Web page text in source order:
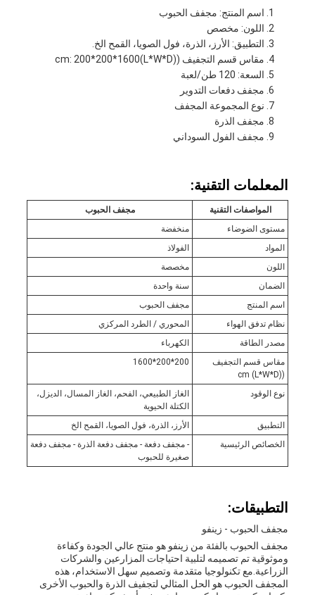
اسم المنتج: مجفف الحبوب
اللون: مخصص
التطبيق: الأرز، الذرة، فول الصويا، القمح الخ.
مقاس قسم التجفيف ((L*W*D)cm: 200*200*1600
السعة: 120 طن/لعبة
مجفف دفعات التدوير
نوع المجموعة المجفف
مجفف الذرة
مجفف الفول السوداني
المعلمات التقنية:
المواصفات التقنية
مجفف الحبوب
مستوى الضوضاء
منخفضة
المواد
الفولاذ
اللون
مخصصة
الضمان
سنة واحدة
اسم المنتج
مجفف الحبوب
نظام تدفق الهواء
المحوري / الطرد المركزي
مصدر الطاقة
الكهرباء
مقاس قسم التجفيف
((L*W*D) cm
200*200*1600
نوع الوقود
الغاز الطبيعي، الفحم، الغاز المسال، الديزل،
الكتلة الحيوية
التطبيق
الأرز، الذرة، فول الصويا، القمح الخ
الخصائص الرئيسية
- مجفف دفعة - مجفف دفعة الذرة - مجفف دفعة
صغيرة للحبوب
التطبيقات:
مجفف الحبوب - زينفو
مجفف الحبوب بالفئة من زينفو هو منتج عالي الجودة وكفاءة
وموثوقية تم تصميمه لتلبية احتياجات المزارعين والشركات
الزراعية.مع تكنولوجيا متقدمة وتصميم سهل الاستخدام، هذه
المجفف الحبوب هو الحل المثالي لتجفيف الذرة والحبوب الأخرى